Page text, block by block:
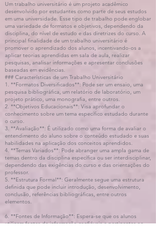
Um trabalho universitário é um projeto acadêmico
desenvolvido por estudantes como parte de seus estudos
em uma universidade. Esse tipo de trabalho pode englobar
uma variedade de formatos e objetivos, dependendo da
disciplina, do nível de estudo e das diretrizes do curso. A
principal finalidade de um trabalho universitário é
promover o aprendizado dos alunos, incentivando-os a
aplicar teorias aprendidas em sala de aula, realizar
pesquisas, analisar informações e apresentar conclusões
baseadas em evidências.
### Características de um Trabalho Universitário
1. **Formatos Diversificados**: Pode ser um ensaio, uma
pesquisa bibliográfica, um relatório de laboratório, um
projeto prático, uma monografia, entre outros.
2. **Objetivos Educacionais**: Visa aprofundar o
conhecimento sobre um tema específico estudado durante
o curso.
3. **Avaliação**: É utilizado como uma forma de avaliar o
entendimento do aluno sobre o conteúdo estudado e suas
habilidades na aplicação dos conceitos aprendidos.
4. **Temas Variados**: Pode abranger uma ampla gama de
temas dentro da disciplina específica ou ser interdisciplinar,
dependendo das exigências do curso e das orientações do
professor.
5. **Estrutura Formal**: Geralmente segue uma estrutura
definida que pode incluir introdução, desenvolvimento,
conclusão, referências bibliográficas, entre outros
elementos.
6. **Fontes de Informação**: Espera-se que os alunos
utilizem fontes de informação confiáveis e pertinentes ao